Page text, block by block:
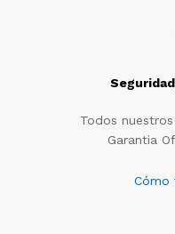
Todos
Garantia
Cómo